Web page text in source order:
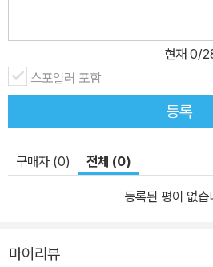
현재 0/
스포일러 포함
등록
구매자 (0) 전체 (0)
등록된 평이 없습
마이리뷰